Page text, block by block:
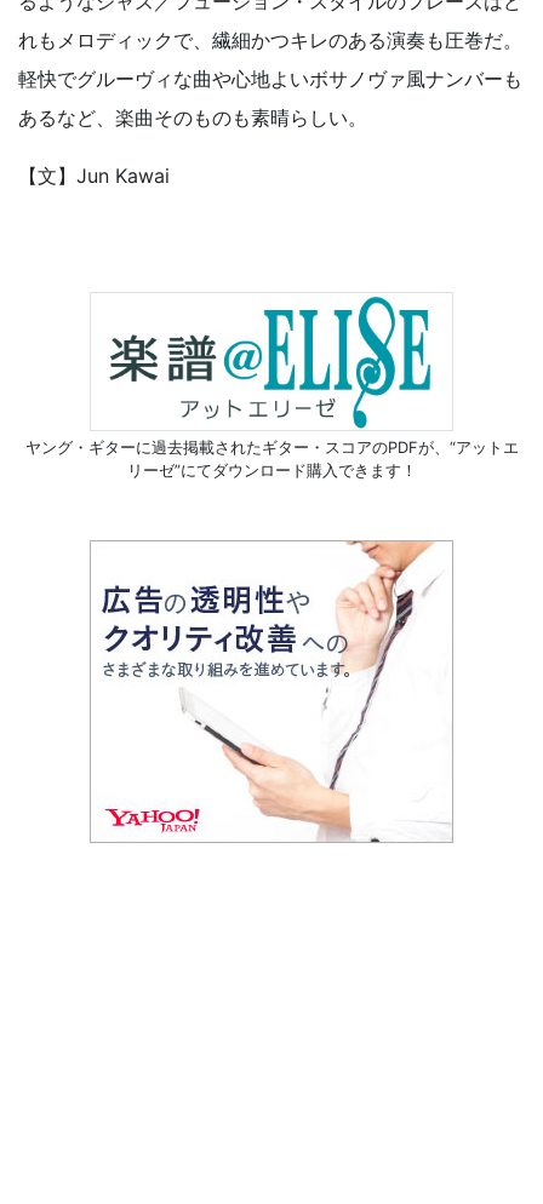
れもメロディックで、繊細かつキレのある演奏も圧巻だ。
軽快でグルーヴィな曲や心地よいボサノヴァ風ナンバーも
あるなど、楽曲そのものも素晴らしい。
【文】Jun Kawai
ヤング・ギターに過去掲載されたギター・スコアのPDFが、 “アットエ
リーゼ”にてダウンロード購入できます！